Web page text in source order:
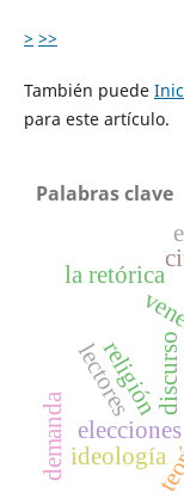
> >>
También puede
para este artículo.
Palabras clave
discurso
la retórica
elecciones
ideología
religión
lectores
demanda